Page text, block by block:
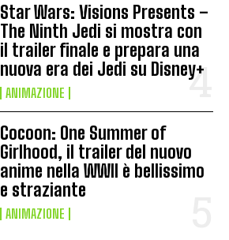
Star Wars: Visions Presents –
The Ninth Jedi si mostra con
il trailer finale e prepara una
nuova era dei Jedi su Disney+
ANIMAZIONE
Cocoon: One Summer of
Girlhood, il trailer del nuovo
anime nella WWII è bellissimo
e straziante
ANIMAZIONE